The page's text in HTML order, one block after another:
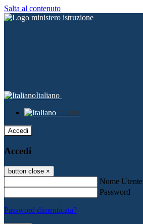
Salta al contenuto
Italiano
Italiano
Accedi
Accedi
button close ×
Nome Utente
Password
Password dimenticata?